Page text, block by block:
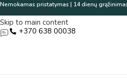
Skip to navigation
Skip to main content
Nemokamas pristatymas | 14 dienų
+370 638 00038